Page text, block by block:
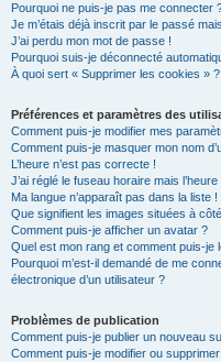
Pourquoi ne puis-je pas me connecter
Je m’étais déjà inscrit par le passé
J’ai perdu mon mot de passe !
Pourquoi suis-je déconnecté
À quoi sert « Supprimer les cookies » ?
Préférences et paramètres des
Comment puis-je modifier mes
Comment puis-je masquer mon nom
L’heure n’est pas correcte !
J’ai réglé le fuseau horaire mais
Ma langue n’apparaît pas dans la liste !
Que signifient les images situées à
Comment puis-je afficher un avatar ?
Quel est mon rang et comment puis-je
Pourquoi m’est-il demandé de me
électronique d’un utilisateur ?
Problèmes de publication
Comment puis-je publier un nouveau
Comment puis-je modifier ou